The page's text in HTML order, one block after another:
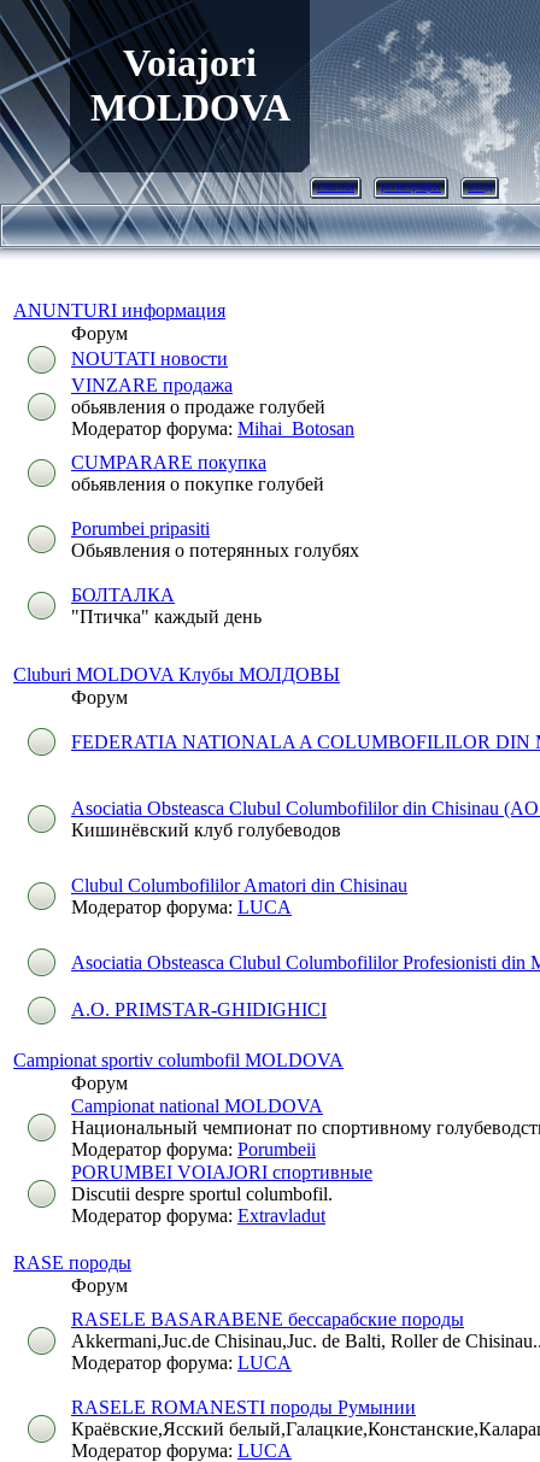
Voiajori
MOLDOVA
главная регистрация вход
ANUNTURI информация
Форум
NOUTATI новости
VINZARE продажа
обьявления о продаже голубей
Модератор форума: Mihai_Botosan
CUMPARARE покупка
обьявления о покупке голубей
Porumbei pripasiti
Обьявления о потерянных голубях
БОЛТАЛКА
"Птичка" каждый день
Cluburi MOLDOVA Клубы МОЛДОВЫ
Форум
FEDERATIA NATIONALA A COLUMBOFILILOR DIN
Asociatia Obsteasca Clubul Columbofililor din Chisinau
Кишинёвский клуб голубеводов
Clubul Columbofililor Amatori din Chisinau
Модератор форума: LUCA
Asociatia Obsteasca Clubul Columbofililor Profesionisti din
A.O. PRIMSTAR-GHIDIGHICI
Campionat sportiv columbofil MOLDOVA
Форум
Campionat national MOLDOVA
Национальный чемпионат по спортивному
Модератор форума: Porumbeii
PORUMBEI VOIAJORI спортивные
Discutii despre sportul columbofil.
Модератор форума: Extravladut
RASE породы
Форум
RASELE BASARABENE бессарабские породы
Akkermani,Juc.de Chisinau,Juc. de Balti, Roller de
Модератор форума: LUCA
RASELE ROMANESTI породы Румынии
Краёвские,Ясский
Модератор форума: LUCA